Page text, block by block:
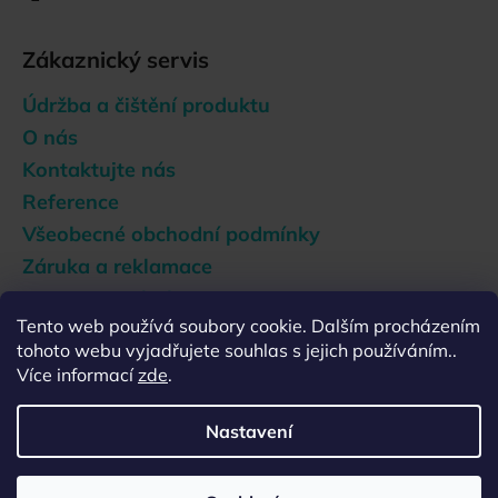
Tento web používá soubory cookie. Dalším procházením
tohoto webu vyjadřujete souhlas s jejich používáním..
Více informacízde.
Nastavení
Zákaznický servis
Údržba a čištění produktu
O nás
Kontaktujte nás
Reference
Všeobecné obchodní podmínky
Záruka a reklamace
Doprava a platba
Podmínky ochrany osobních údajů
Zásady používání souborů cookies
Copyright 2026Ecocamel CZ. Všechna práva vyhrazena.